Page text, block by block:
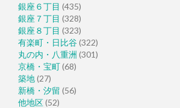
銀座６丁目 (435)
銀座７丁目 (328)
銀座８丁目 (323)
有楽町・日比谷(322)
丸の内・八重洲 (301)
京橋・宝町(68)
築地(27)
新橋・汐留 (56)
他地区(52)